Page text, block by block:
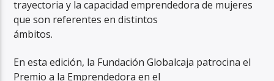
trayectoria y la capacidad emprendedora de mujeres
que son referentes en distintos
ámbitos.
En esta edición, la Fundación Globalcaja patrocina el
Premio a la Emprendedora en el